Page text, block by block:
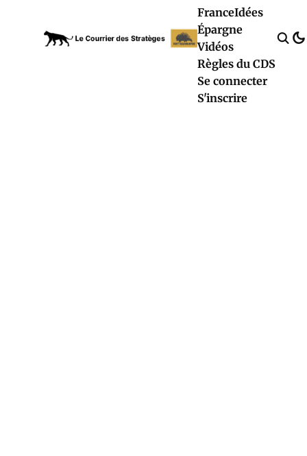
FranceIdées
Épargne
Vidéos
Règles du CDS
Se connecter
S'inscrire